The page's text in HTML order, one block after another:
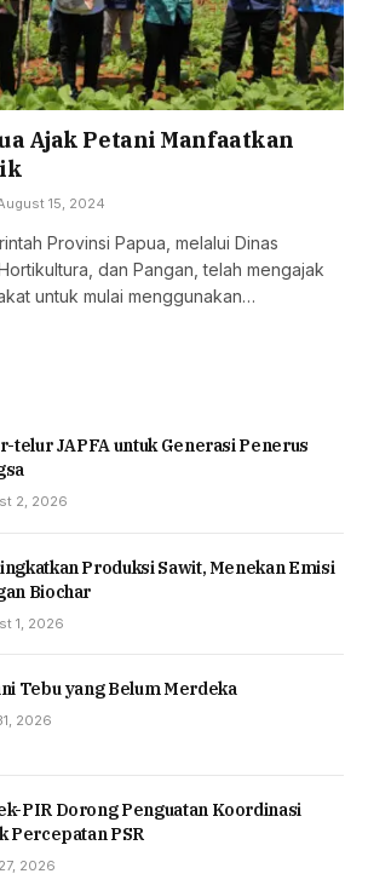
Ajak Petani Manfaatkan
15, 2024
Provinsi Papua, melalui Dinas
dan Pangan, telah mengajak
untuk mulai menggunakan…
telur JAPFA untuk Generasi Penerus
2, 2026
Produksi Sawit, Menekan Emisi
Biochar
1, 2026
Tebu yang Belum Merdeka
2026
PIR Dorong Penguatan Koordinasi
Percepatan PSR
2026